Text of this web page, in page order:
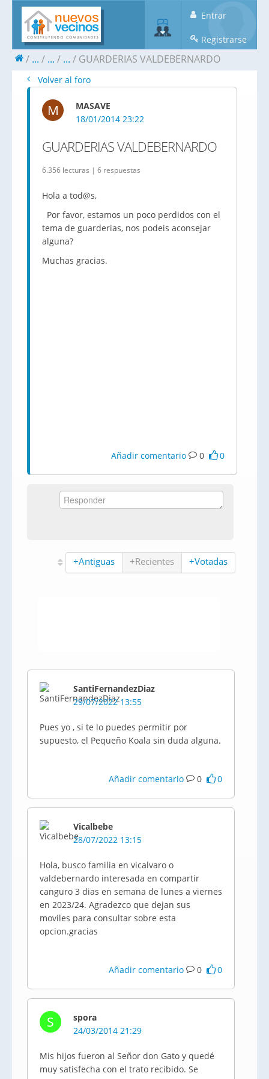
Entrar
Registrarse
... ... ... GUARDERIAS VALDEBERNARDO
Volver al foro
M
MASAVE
18/01/2014 23:22
GUARDERIAS VALDEBERNARDO
6.356 lecturas | 6 respuestas
Hola a tod@s,
Por favor, estamos un poco perdidos con el
tema de guarderias, nos podeis aconsejar
alguna?
Muchas gracias.
Añadir comentario 0 0
+Antiguas +Recientes +Votadas
SantiFernandezDiaz
29/07/2022 13:55
Pues yo , si te lo puedes permitir por
supuesto, el Pequeño Koala sin duda alguna.
Añadir comentario 0 0
Vicalbebe
28/07/2022 13:15
Hola, busco familia en vicalvaro o
valdebernardo interesada en compartir
canguro 3 dias en semana de lunes a viernes
en 2023/24. Agradezco que dejan sus
moviles para consultar sobre esta
opcion.gracias
Añadir comentario 0 0
S
spora
24/03/2014 21:29
Mis hijos fueron al Señor don Gato y quedé
muy satisfecha con el trato recibido. Se